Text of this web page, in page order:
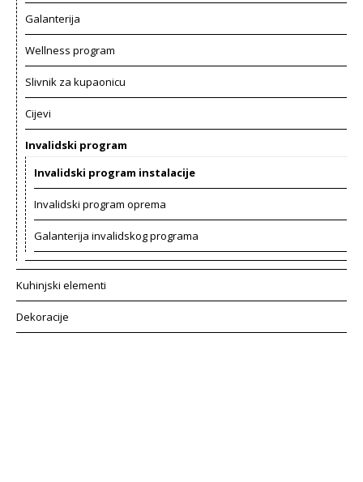
Galanterija
Wellness program
Slivnik za kupaonicu
Cijevi
Invalidski program
Invalidski program instalacije
Invalidski program oprema
Galanterija invalidskog programa
Kuhinjski elementi
Dekoracije